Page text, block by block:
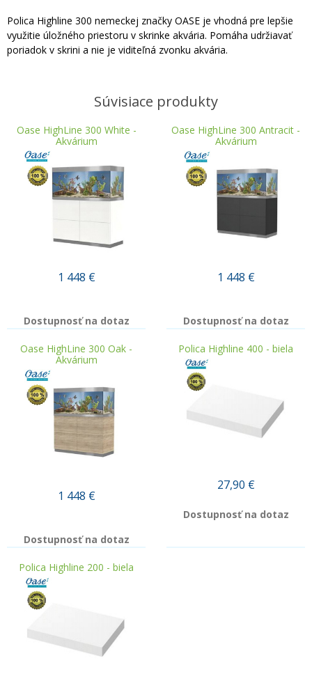
Polica Highline 300 nemeckej značky OASE je vhodná pre lepšie
využitie úložného priestoru v skrinke akvária. Pomáha udržiavať
poriadok v skrini a nie je viditeľná zvonku akvária.
Súvisiace produkty
Oase HighLine 300 White -
Akvárium
1 448 €
Dostupnosť na dotaz
Oase HighLine 300 Antracit -
Akvárium
1 448 €
Dostupnosť na dotaz
Oase HighLine 300 Oak -
Akvárium
1 448 €
Dostupnosť na dotaz
Polica Highline 400 - biela
27,90 €
Dostupnosť na dotaz
Polica Highline 200 - biela